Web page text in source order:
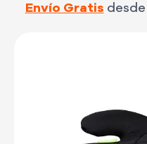
Envío Gratis desde